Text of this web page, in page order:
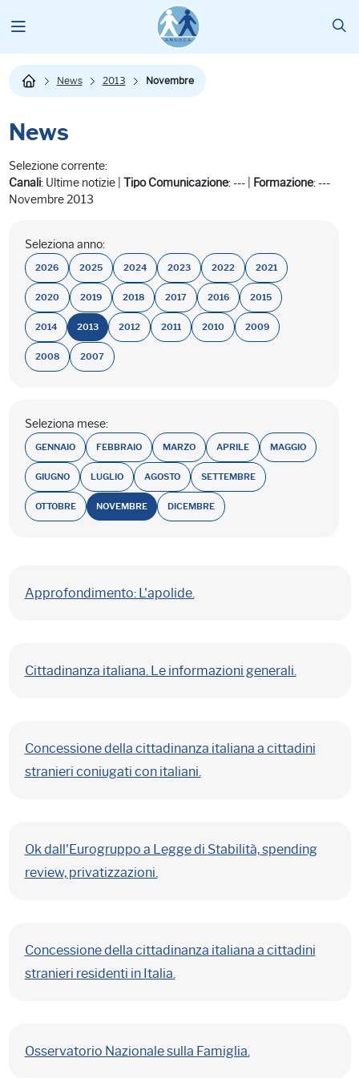
News 2013 Novembre
News
Selezione corrente:
Canali: Ultime notizie | Tipo Comunicazione: --- | Formazione: ---
Novembre 2013
Seleziona anno:
2026 2025 2024 2023 2022 2021
2020 2019 2018 2017 2016 2015
2014 2013 2012 2011 2010 2009
2008 2007
Seleziona mese:
GENNAIO FEBBRAIO MARZO APRILE MAGGIO
GIUGNO LUGLIO AGOSTO SETTEMBRE
OTTOBRE NOVEMBRE DICEMBRE
Approfondimento: L'apolide.
Cittadinanza italiana. Le informazioni generali.
Concessione della cittadinanza italiana a cittadini
stranieri coniugati con italiani.
Ok dall'Eurogruppo a Legge di Stabilità, spending
review, privatizzazioni.
Concessione della cittadinanza italiana a cittadini
stranieri residenti in Italia.
Osservatorio Nazionale sulla Famiglia.